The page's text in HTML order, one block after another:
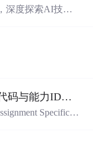
后附有正确答
末考试或需要强
②辅助教师出题
的题目，理解每
握语言特性的目
深度探索AI技术
新与产业创新
【计算机硬件】PCI规范中的类代码与能力ID分配：设备功能分类及扩展能力标识系统设计
Specificati